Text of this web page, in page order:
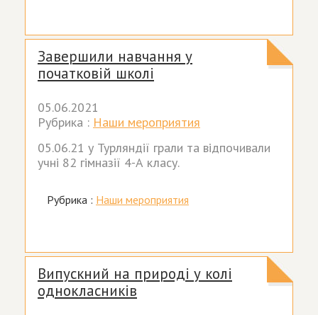
Завершили навчання у
початковій школі
05.06.2021
Рубрика : Наши мероприятия
05.06.21 у Турляндії грали та відпочивали
учні 82 гімназії 4-А класу.
Рубрика : Наши мероприятия
Випускний на природі у колі
однокласників